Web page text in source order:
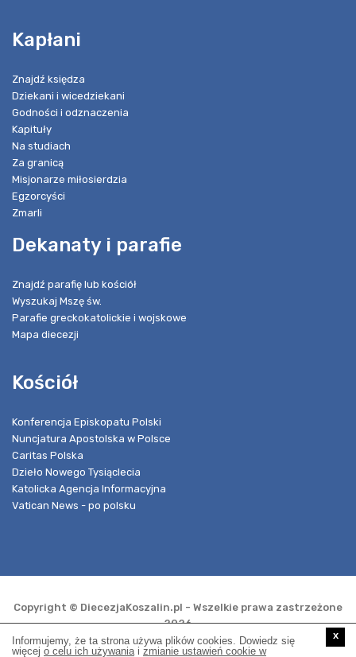
Kapłani
Znajdź księdza
Dziekani i wicedziekani
Godności i odznaczenia
Kapituły
Na studiach
Za granicą
Misjonarze miłosierdzia
Egzorcyści
Zmarli
Dekanaty i parafie
Znajdź parafię lub kościół
Wyszukaj Mszę św.
Parafie greckokatolickie i wojskowe
Mapa diecezji
Kościół
Konferencja Episkopatu Polski
Nuncjatura Apostolska w Polsce
Caritas Polska
Dzieło Nowego Tysiąclecia
Katolicka Agencja Informacyjna
Vatican News - po polsku
Copyright © DiecezjaKoszalin.pl - Wszelkie prawa zastrzeżone
2026
Informujemy, że ta strona używa plików cookies. Dowiedz się
więcej o celu ich używaniai zmianie ustawień cookie w
x